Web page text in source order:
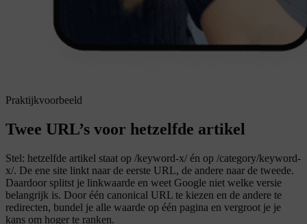
Praktijkvoorbeeld
Twee URL’s voor hetzelfde artikel
Stel: hetzelfde artikel staat op /keyword-x/ én op /category/keyword-
x/. De ene site linkt naar de eerste URL, de andere naar de tweede.
Daardoor splitst je linkwaarde en weet Google niet welke versie
belangrijk is. Door één canonical URL te kiezen en de andere te
redirecten, bundel je alle waarde op één pagina en vergroot je je
kans om hoger te ranken.